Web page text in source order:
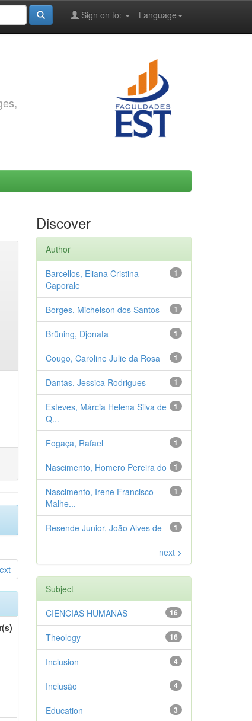
Language
Sign on to:
Discover
Author
1
Barcellos, Eliana Cristina
Caporale
1
Borges, Michelson dos Santos
1
Brüning, Djonata
1
Cougo, Caroline Julie da Rosa
1
Dantas, Jessica Rodrigues
1
Esteves, Márcia Helena Silva de
Q...
1
Fogaça, Rafael
1
Nascimento, Homero Pereira do
1
Nascimento, Irene Francisco
Malhe...
1
Resende Junior, João Alves de
next >
Subject
16
CIENCIAS HUMANAS
16
Theology
4
Inclusion
4
Inclusão
3
Education